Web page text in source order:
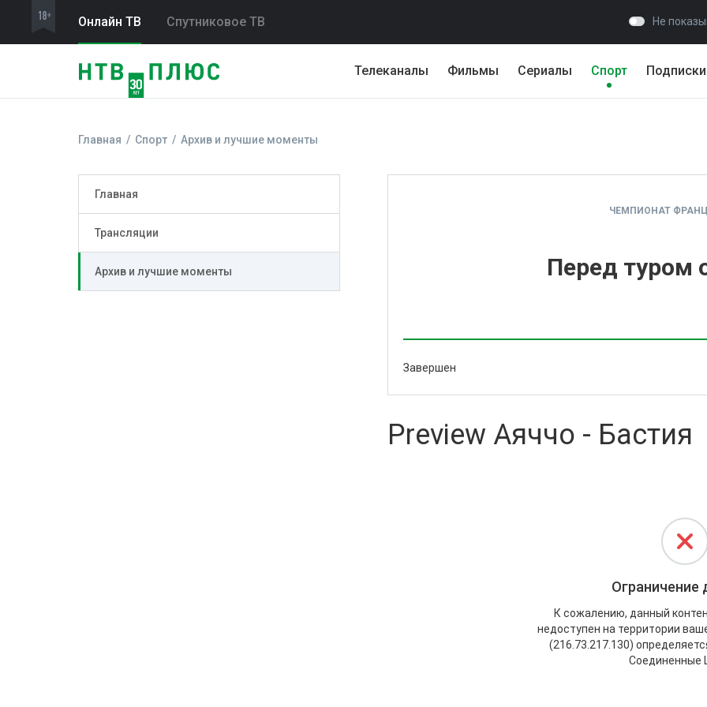
Онлайн ТВ Спутниковое ТВ Не
Телеканалы Фильмы Сериалы Спорт Подписки
Главная Спорт Архив и лучшие моменты
Главная
Трансляции
Архив и лучшие моменты
ЧЕМПИОНАТ
Перед туром
Завершен
Preview Аяччо - Бастия